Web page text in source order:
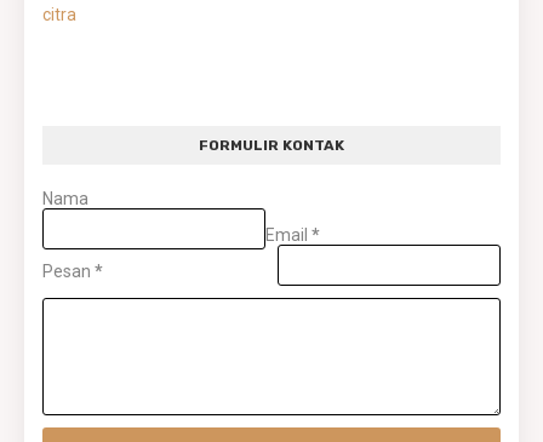
citra
FORMULIR KONTAK
Nama
Email *
Pesan *